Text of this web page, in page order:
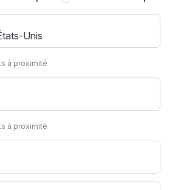
à proximité
à proximité